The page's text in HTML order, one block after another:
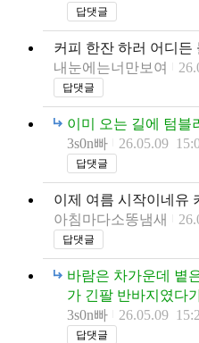
답댓글
커피 한잔 하러 어디든
내눈에는너만보여
답댓글
이미 오는 길에 텀블
3s0n빠
26.05.09
답댓글
이제 여름 시작이네유
아침마다소똥냄새
답댓글
바람은 차가운데 볕
가 긴팔 반바지였다
3s0n빠
26.05.09
답댓글